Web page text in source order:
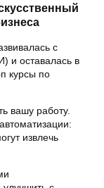
с
и оставалась в
курсы по
вашу работу.
извлечь